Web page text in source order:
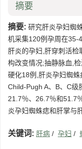
摘要
摘要: 研究肝炎孕妇蜘
机采集120例孕周在35-
肝炎的孕妇,肝穿刺活
构改变情况;抽静脉血,
硬化18例,肝炎孕妇蜘蛛
Child-Pugh A、B、C级
21.7％、26.7％和51.7
炎孕妇蜘蛛痣和肝掌与
关键词: 肝病 / 孕妇 /